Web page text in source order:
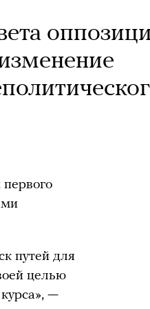
путей для
целью
—